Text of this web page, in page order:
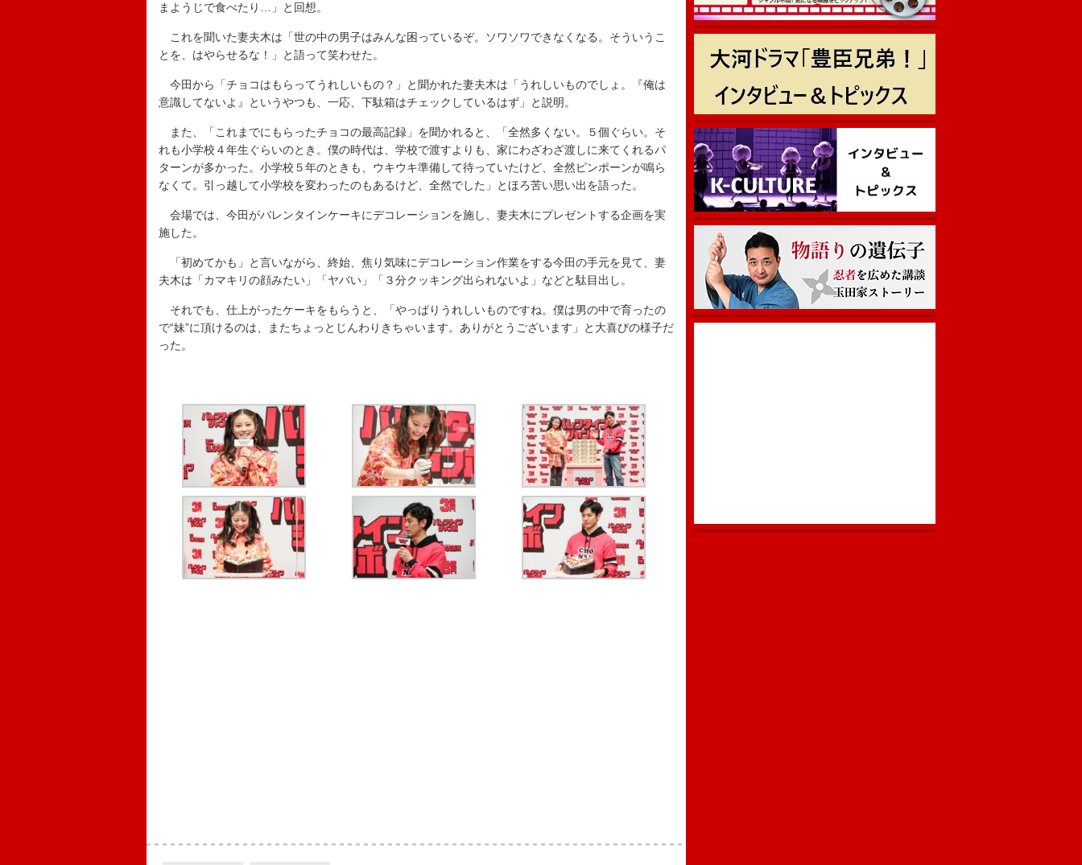
まようじで食べたり…」と回想。
これを聞いた妻夫木は「世の中の男子はみんな困っているぞ。ソワソワできなくなる。そういうこ
とを、はやらせるな！」と語って笑わせた。
今田から「チョコはもらってうれしいもの？」と聞かれた妻夫木は「うれしいものでしょ。『俺は
意識してないよ』というやつも、一応、下駄箱はチェックしているはず」と説明。
また、「これまでにもらったチョコの最高記録」を聞かれると、「全然多くない。５個ぐらい。そ
れも小学校４年生ぐらいのとき。僕の時代は、学校で渡すよりも、家にわざわざ渡しに来てくれるパ
ターンが多かった。小学校５年のときも、ウキウキ準備して待っていたけど、全然ピンポーンが鳴ら
なくて。引っ越して小学校を変わったのもあるけど、全然でした」とほろ苦い思い出を語った。
会場では、今田がバレンタインケーキにデコレーションを施し、妻夫木にプレゼントする企画を実
施した。
「初めてかも」と言いながら、終始、焦り気味にデコレーション作業をする今田の手元を見て、妻
夫木は「カマキリの顔みたい」「ヤバい」「３分クッキング出られないよ」などと駄目出し。
それでも、仕上がったケーキをもらうと、「やっぱりうれしいものですね。僕は男の中で育ったの
で“妹”に頂けるのは、またちょっとじんわりきちゃいます。ありがとうございます」と大喜びの様子だ
った。